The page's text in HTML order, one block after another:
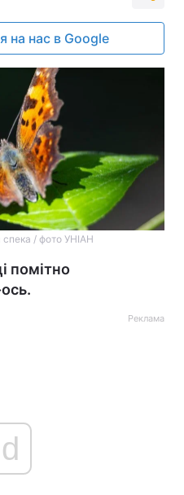
на нас в Google
спека / фото УНІАН
помітно
Реклама